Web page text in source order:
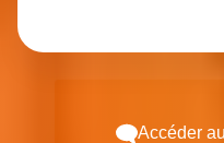
Accéder